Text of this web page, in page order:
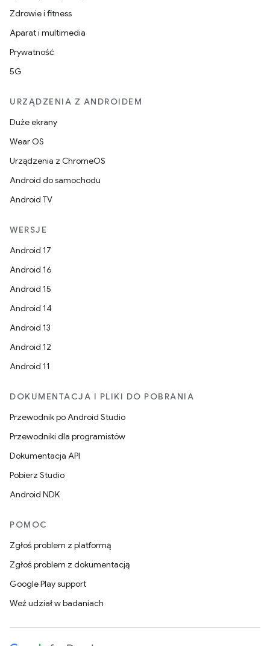
Zdrowie i fitness
Aparat i multimedia
Prywatność
5G
URZĄDZENIA Z ANDROIDEM
Duże ekrany
Wear OS
Urządzenia z ChromeOS
Android do samochodu
Android TV
WERSJE
Android 17
Android 16
Android 15
Android 14
Android 13
Android 12
Android 11
DOKUMENTACJA I PLIKI DO POBRANIA
Przewodnik po Android Studio
Przewodniki dla programistów
Dokumentacja API
Pobierz Studio
Android NDK
POMOC
Zgłoś problem z platformą
Zgłoś problem z dokumentacją
Google Play support
Weź udział w badaniach